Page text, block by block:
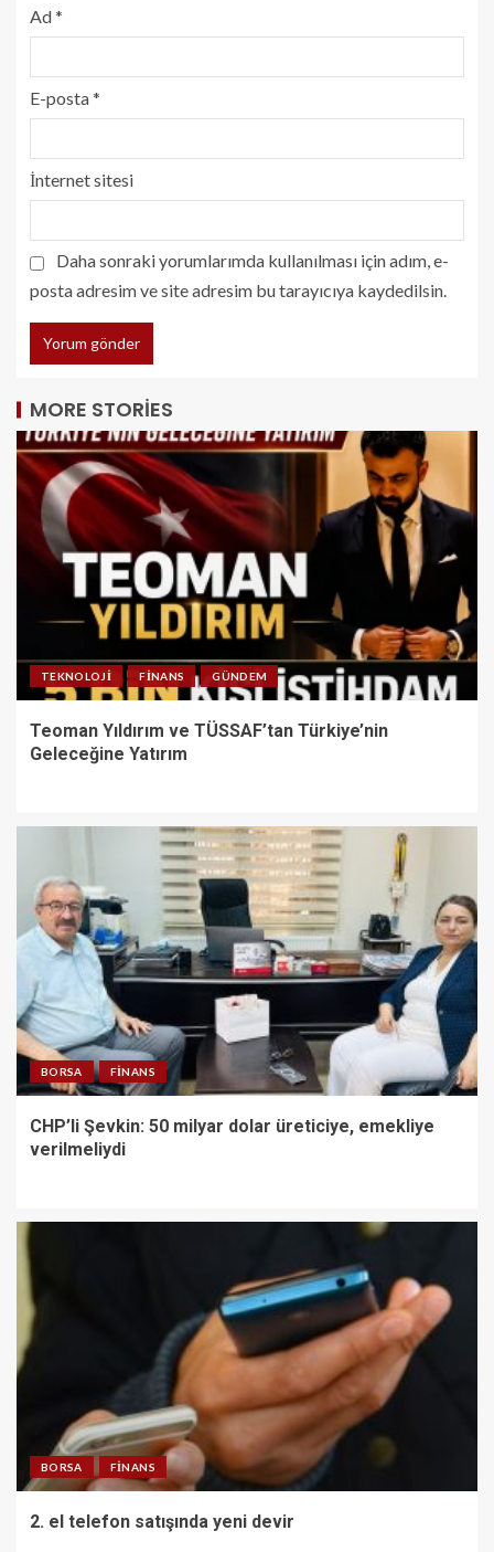
Ad*
E-posta*
İnternet sitesi
Daha sonraki yorumlarımda kullanılması için adım, e-
posta adresim ve site adresim bu tarayıcıya kaydedilsin.
MORE STORIES
TEKNOLOJI FINANS GÜNDEM
Teoman Yıldırım ve TÜSSAF’tan Türkiye’nin
Geleceğine Yatırım
BORSA FINANS
CHP’li Şevkin: 50 milyar dolar üreticiye, emekliye
verilmeliydi
BORSA FINANS
2. el telefon satışında yeni devir